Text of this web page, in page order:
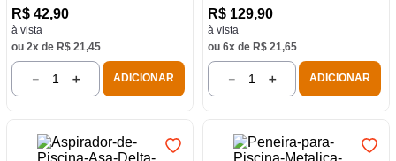
R$ 42,90
à vista
ou 2x de R$ 21,45
＋
－ ADICIONAR
R$ 129,90
à vista
ou 6x de R$ 21,65
＋
－ ADICIONAR